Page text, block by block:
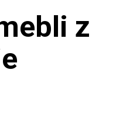
z